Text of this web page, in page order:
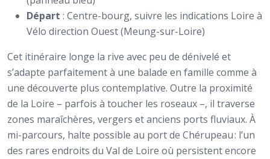
Départ : Centre-bourg, suivre les indications Loire à
Vélo direction Ouest (Meung-sur-Loire)
Cet itinéraire longe la rive avec peu de dénivelé et
s’adapte parfaitement à une balade en famille comme à
une découverte plus contemplative. Outre la proximité
de la Loire – parfois à toucher les roseaux –, il traverse
zones maraîchères, vergers et anciens ports fluviaux. À
mi-parcours, halte possible au port de Chérupeau : l’un
des rares endroits du Val de Loire où persistent encore